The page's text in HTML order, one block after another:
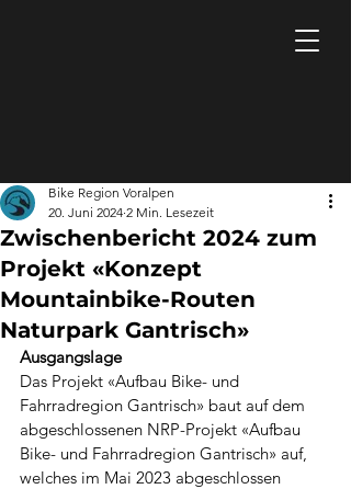
Zwischenbericht 2024 zum
Projekt «Konzept
Mountainbike-Routen
Naturpark Gantrisch»
Bike Region Voralpen
20. Juni 2024 2 Min. Lesezeit
Ausgangslage
Das Projekt «Aufbau Bike- und
Fahrradregion Gantrisch» baut auf dem
abgeschlossenen NRP-Projekt «Aufbau
Bike- und Fahrradregion Gantrisch» auf,
welches im Mai 2023 abgeschlossen